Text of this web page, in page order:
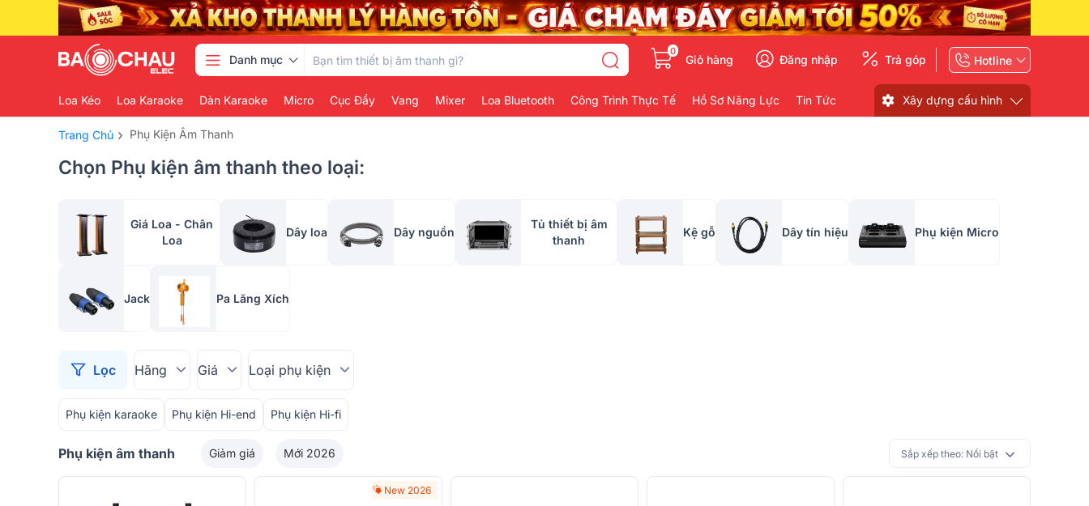
Danh mục
0
Giỏ hàng Đăng nhập Trả góp Hotline
Loa Kéo Loa Karaoke Dàn Karaoke Micro Cục Đẩy Vang Mixer Loa Bluetooth Công Trình Thực Tế Hồ Sơ Năng Lực Tin Tức Xây dựng cấu hình
Trang Chủ › Phụ Kiện Âm Thanh
Chọn Phụ kiện âm thanh theo loại:
Giá Loa - Chân
Loa
Dây loa Dây nguồn
Tủ thiết bị âm
thanh
Kệ gỗ Dây tín hiệu Phụ kiện Micro
Jack Pa Lăng Xích
Lọc Hãng Giá Loại phụ kiện
Phụ kiện karaoke Phụ kiện Hi-end Phụ kiện Hi-fi
Phụ kiện âm thanh Giảm giá Mới 2026 Sắp xếp theo: Nổi bật
New 2026